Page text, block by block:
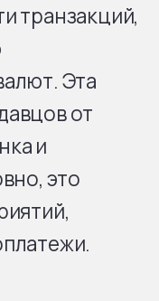
транзакций,
Эта
от
и
это